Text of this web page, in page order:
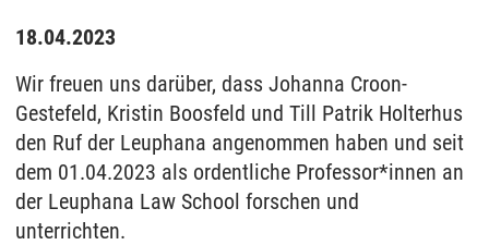
18.04.2023
Wir freuen uns darüber, dass Johanna Croon-
Gestefeld, Kristin Boosfeld und Till Patrik Holterhus
den Ruf der Leuphana angenommen haben und seit
dem 01.04.2023 als ordentliche Professor*innen an
der Leuphana Law School forschen und
unterrichten.